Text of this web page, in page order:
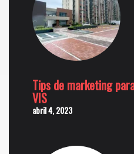
Tips de marketing
VIS
abril 4, 2023